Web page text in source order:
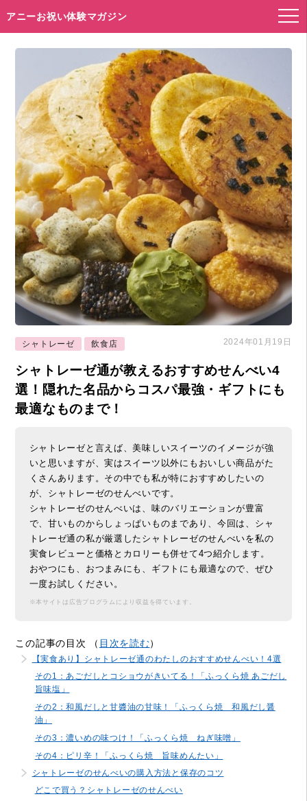
アニーお祝い体験マガジン
シャトレーゼ 飲食店 2024年01月19日
シャトレーゼ通が教えるおすすめせんべい4
選！隠れた名品からコスパ最強・ギフトにも
最適なものまで！
シャトレーゼと言えば、美味しいスイーツのイメージが強
いと思いますが、実はスイーツ以外にもおいしい商品がた
くさんあります。その中でも私が特におすすめしたいの
が、シャトレーゼのせんべいです。
シャトレーゼのせんべいは、味のバリエーションが豊富
で、甘いものからしょっぱいものまであり、今回は、シャ
トレーゼ通の私が厳選したシャトレーゼのせんべいを私の
実食レビューと価格とカロリーも併せて4つ紹介します。
おやつにも、おつまみにも、ギフトにも最適なので、ぜひ
一度お試しください。
※本サイトは広告プログラムにより収益を得ています。
この記事の目次 （ 目次を読む）
【実食あり】シャトレーゼ通のわたしのおすすめせんべい！4選
その1：あごだしとコショウがきいてる！「ふっくら焼 あごだし
旨味塩」
その2：和風だしと甘醬油の甘味！「ふっくら焼 和風だし醤
油」
その3：濃いめの味つけ！「ふっくら焼 ねぎ味噌」
その4：ピリ辛！「ふっくら焼 旨味めんたい」
シャトレーゼのせんべいの購入方法と保存のコツ
どこで買う？シャトレーゼのせんべい